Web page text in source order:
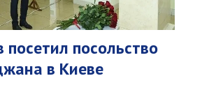
посольство
в Киеве